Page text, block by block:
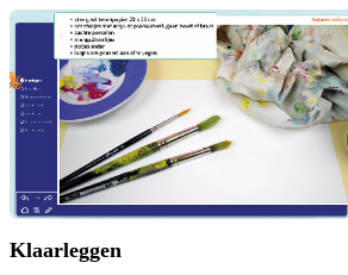
Klaarleggen